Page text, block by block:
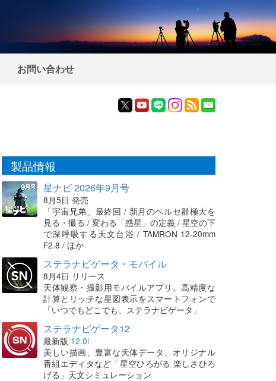
お問い合わせ
製品情報
星ナビ 2026年9月号
8月5日 発売
「宇宙兄弟」最終回 / 新月のペルセ群極大を
見る・撮る / 変わる「惑星」の定義 / 星空の下
で深呼吸する天文台浴 / TAMRON 12-20mm
F2.8 / ほか
ステラナビゲータ・モバイル
8月4日 リリース
天体観察・撮影用モバイルアプリ。高精度な
計算とリッチな星図表示をスマートフォンで
「いつでもどこでも、ステラナビゲータ」
ステラナビゲータ12
最新版 12.0i
美しい描画、豊富な天体データ、オリジナル
番組エディタなど「星空ひろがる 楽しさひろ
げる」天文シミュレーション